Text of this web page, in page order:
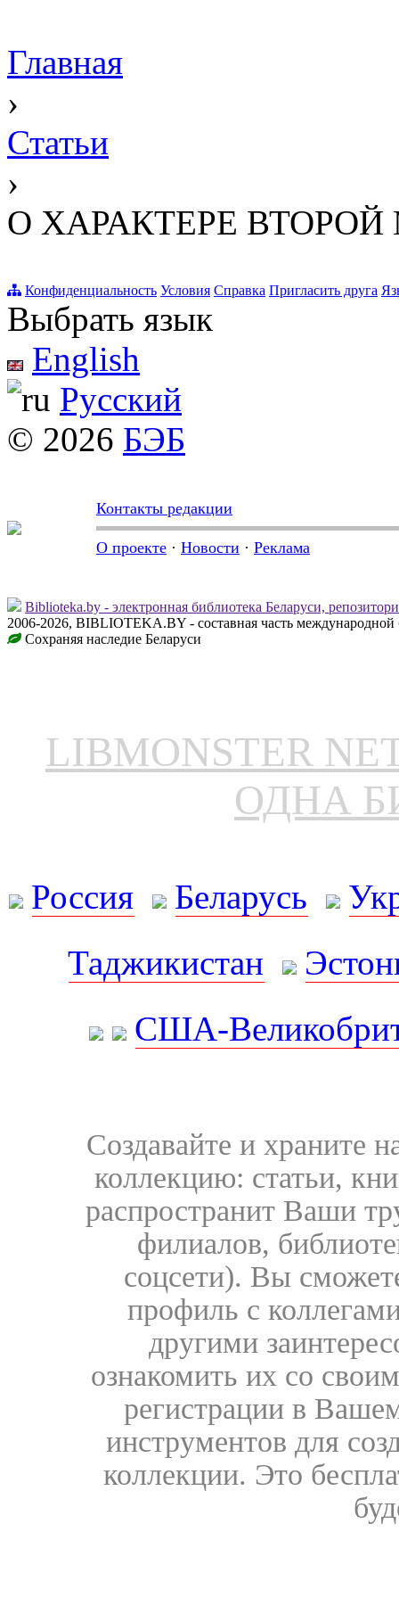
Главная
›
Статьи
›
О ХАРАКТЕРЕ
Конфиденциальность Условия Справка Пригласить друга
Выбрать язык
English
Русский
© 2026 БЭБ
Контакты редакции
О проекте · Новости · Реклама
Biblioteka.by - электронная библиотека Беларуси,
2006-2026, BIBLIOTEKA.BY - составная часть
Сохраняя наследие Беларуси
LIBMONSTER
ОДНА
Россия Беларусь
Таджикистан
США-
Создавайте и храните
коллекцию: статьи,
распространит Ваши
филиалов,
соцсети). Вы
профиль с
другими
ознакомить их со
регистрации в
инструментов для
коллекции. Это